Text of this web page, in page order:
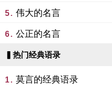
5. 伟大的名言
6. 公正的名言
▍热门经典语录
1. 莫言的经典语录